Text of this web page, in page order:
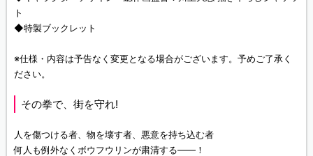
ト
◆特製ブックレット
※仕様・内容は予告なく変更となる場合がございます。予めご了承く
ださい。
その拳で、街を守れ!
人を傷つける者、物を壊す者、悪意を持ち込む者
何人も例外なくボウフウリンが粛清する――！